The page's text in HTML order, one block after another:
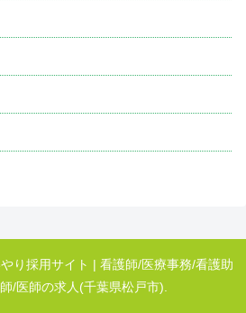
り採用サイト | 看護師/医療事務/看護助
/医師の求人(千葉県松戸市).